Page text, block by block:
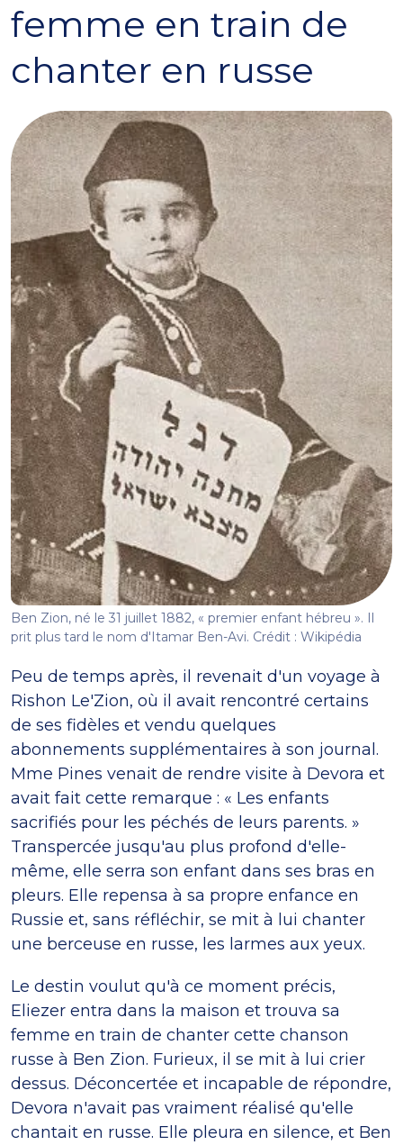
femme en train de
chanter en russe
Ben Zion, né le 31 juillet 1882, « premier enfant hébreu ». Il
prit plus tard le nom d'Itamar Ben-Avi. Crédit : Wikipédia
Peu de temps après, il revenait d'un voyage à
Rishon Le'Zion, où il avait rencontré certains
de ses fidèles et vendu quelques
abonnements supplémentaires à son journal.
Mme Pines venait de rendre visite à Devora et
avait fait cette remarque : « Les enfants
sacrifiés pour les péchés de leurs parents. »
Transpercée jusqu'au plus profond d'elle-
même, elle serra son enfant dans ses bras en
pleurs. Elle repensa à sa propre enfance en
Russie et, sans réfléchir, se mit à lui chanter
une berceuse en russe, les larmes aux yeux.
Le destin voulut qu'à ce moment précis,
Eliezer entra dans la maison et trouva sa
femme en train de chanter cette chanson
russe à Ben Zion. Furieux, il se mit à lui crier
dessus. Déconcertée et incapable de répondre,
Devora n'avait pas vraiment réalisé qu'elle
chantait en russe. Elle pleura en silence, et Ben